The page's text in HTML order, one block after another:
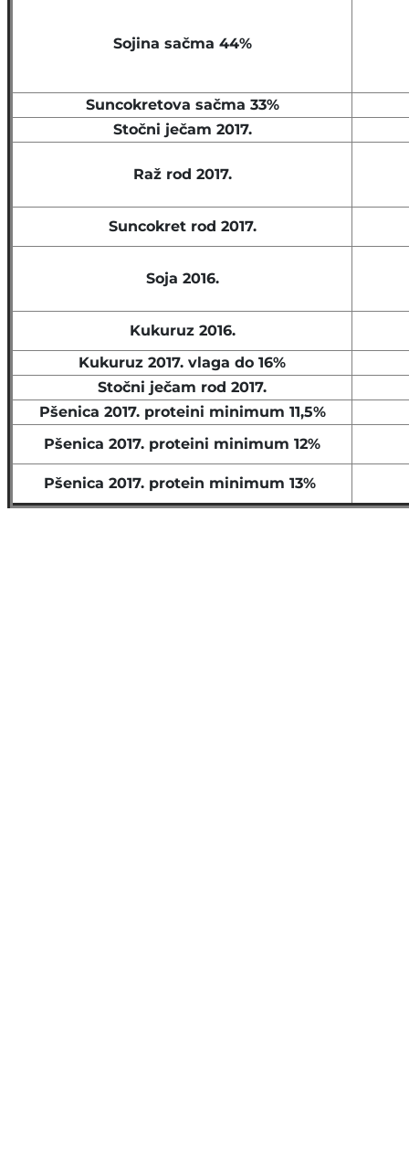
Sojina sačma 44%
Suncokretova sačma 33%
Stočni ječam 2017.
Raž rod 2017.
Suncokret rod 2017.
Soja 2016.
Kukuruz 2016.
Kukuruz 2017. vlaga do 16%
Stočni ječam rod 2017.
Pšenica 2017. proteini minimum 11,5%
Pšenica 2017. proteini minimum 12%
Pšenica 2017. protein minimum 13%